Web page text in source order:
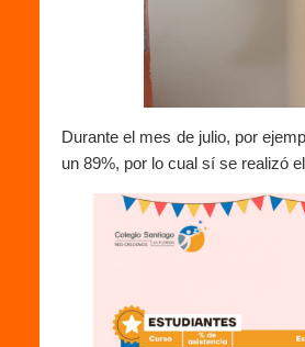
Durante el mes de julio, por
un 89%, por lo cual sí se realizó